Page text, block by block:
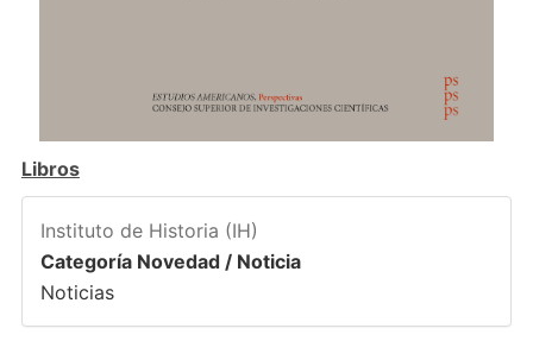
Libros
Instituto de Historia (IH)
Categoría Novedad / Noticia
Noticias